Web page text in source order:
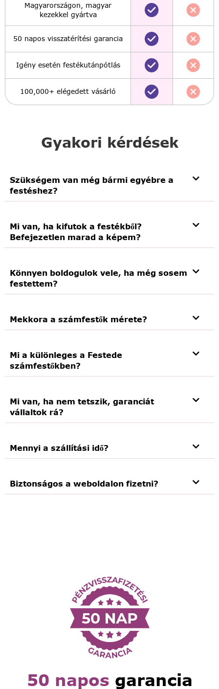
Gyakori kérdések
Szükségem van még bármi egyébre a
festéshez?
Mi van, ha kifutok a festékből?
Befejezetlen marad a képem?
Könnyen boldogulok vele, ha még sosem
festettem?
Mekkora a számfestők mérete?
Mi a különleges a Festede
számfestőkben?
Mi van, ha nem tetszik, garanciát
vállaltok rá?
Mennyi a szállítási idő?
Biztonságos a weboldalon fizetni?
Magyarországon, magyar
kezekkel gyártva
50 napos visszatérítési garancia
Igény esetén festékutánpótlás
100,000+ elégedett vásárló
50 napos garancia